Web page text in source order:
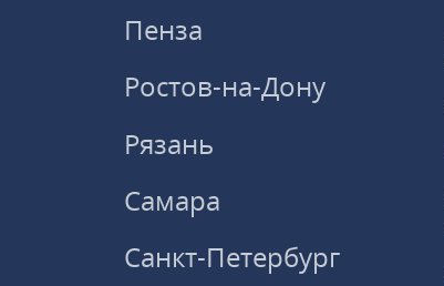
Пенза
Ростов-на-Дону
Рязань
Самара
Санкт-Петербург